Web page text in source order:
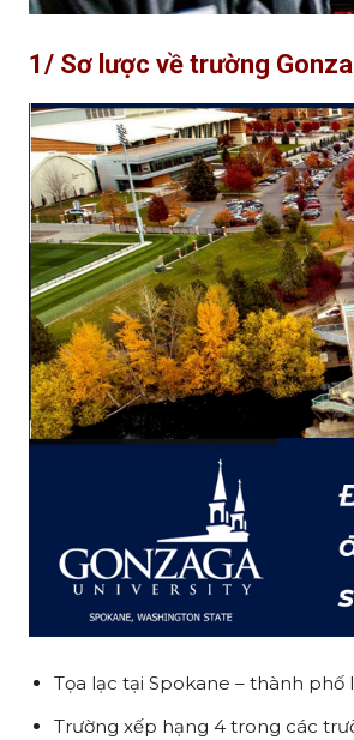
1/ Sơ lược về trường
Tọa lạc tại Spokane – thành
Trường xếp hạng 4 trong các